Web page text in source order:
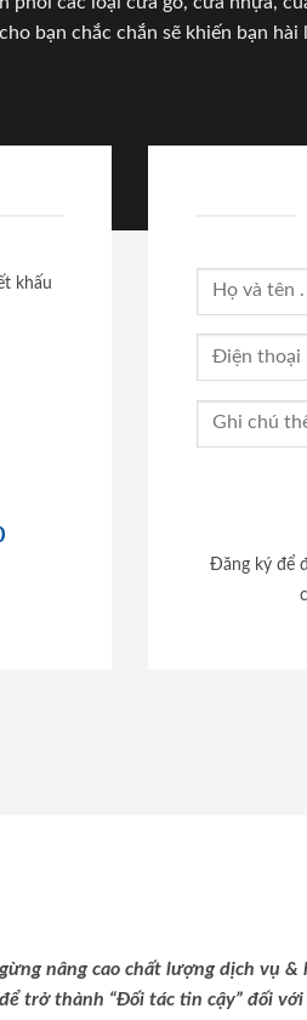
bạn chắc chắn sẽ khiến bạn hài
khấu
Đăng ký để
nâng cao chất lượng dịch vụ &
để trở thành “Đối tác tin cậy” đối